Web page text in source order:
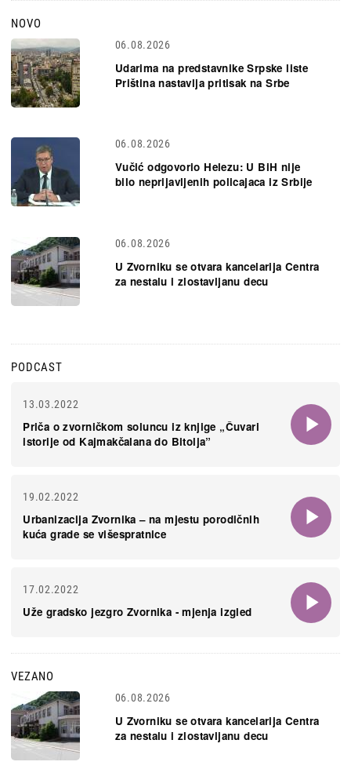
NOVO
06.08.2026
Udarima na predstavnike Srpske liste
Priština nastavlja pritisak na Srbe
06.08.2026
Vučić odgovorio Helezu: U BiH nije
bilo neprijavljenih policajaca iz Srbije
06.08.2026
U Zvorniku se otvara kancelarija Centra
za nestalu i zlostavljanu decu
PODCAST
13.03.2022
Priča o zvorničkom soluncu iz knjige „Čuvari
istorije od Kajmakčalana do Bitolja”
19.02.2022
Urbanizacija Zvornika – na mjestu porodičnih
kuća grade se višespratnice
17.02.2022
Uže gradsko jezgro Zvornika - mjenja izgled
VEZANO
06.08.2026
U Zvorniku se otvara kancelarija Centra
za nestalu i zlostavljanu decu